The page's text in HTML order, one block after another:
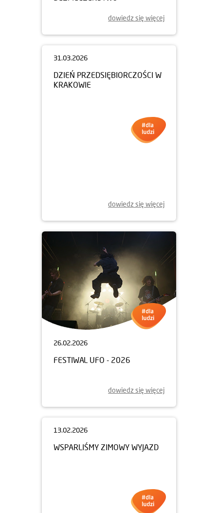
dowiedz się więcej
dowiedz się więcej
26.02.2026
FESTIWAL UFO - 2026
dowiedz się więcej
13.02.2026
WSPARLIŚMY ZIMOWY WYJAZD